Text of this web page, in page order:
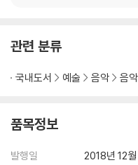
관련 분류
국내도서 예술 음악 음
품목정보
발행일
2018년 12